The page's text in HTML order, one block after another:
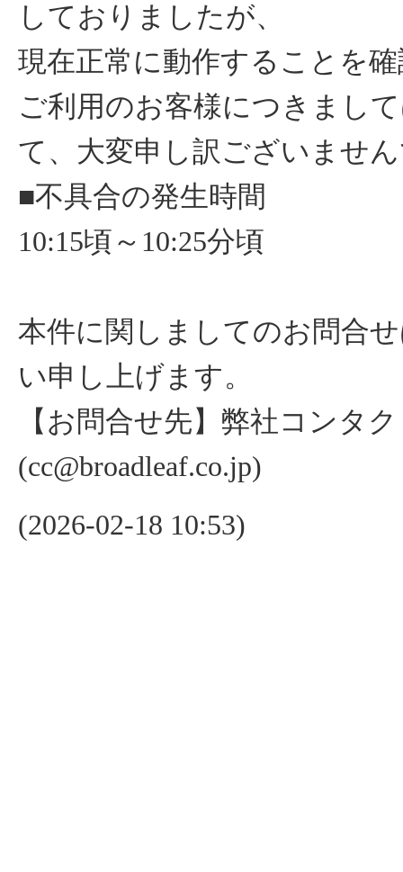
しておりましたが、
現在正常に動作することを
ご利用のお客様につきまし
て、大変申し訳ございませ
■不具合の発生時間
10:15頃～10:25分頃
本件に関しましてのお問合
い申し上げます。
【お問合せ先】弊社コンタ
(cc@broadleaf.co.jp)
(2026-02-18 10:53)